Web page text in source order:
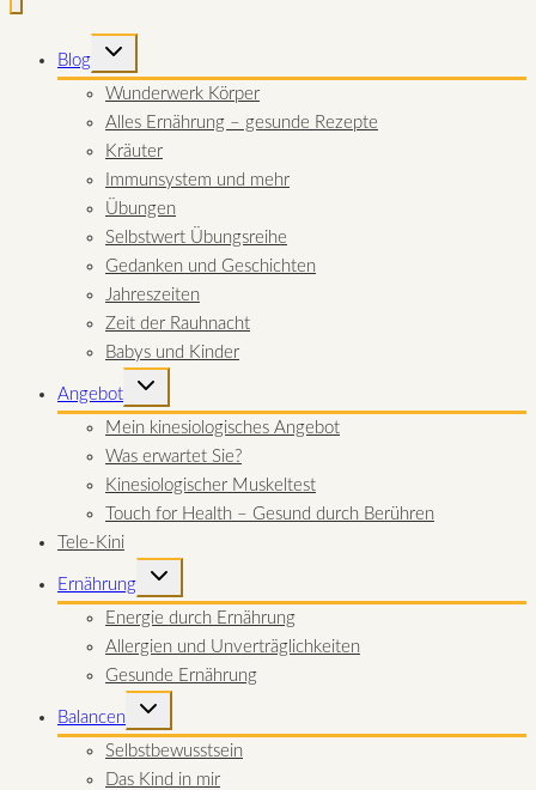
Blog
UNTERMENÜ
Wunderwerk Körper
Alles Ernährung – gesunde Rezepte
Kräuter
Immunsystem und mehr
Übungen
Selbstwert Übungsreihe
Gedanken und Geschichten
Jahreszeiten
Zeit der Rauhnacht
Babys und Kinder
Angebot
UNTERMENÜ
Mein kinesiologisches Angebot
Was erwartet Sie?
Kinesiologischer Muskeltest
Touch for Health – Gesund durch Berühren
Tele-Kini
Ernährung
UNTERMENÜ
Energie durch Ernährung
Allergien und Unverträglichkeiten
Gesunde Ernährung
Balancen
UNTERMENÜ
Selbstbewusstsein
Das Kind in mir